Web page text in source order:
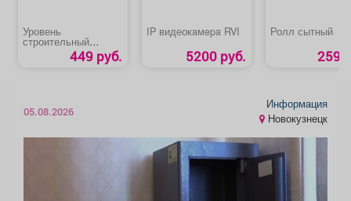
Уровень
строительный
магнитный «Fontor»
449 руб.
IP видеокaмepa RVI
5200 руб.
Ролл сытный
259
05.08.2026
Информация
Новокузнецк